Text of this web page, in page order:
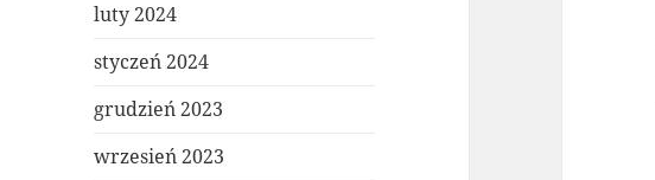
luty 2024
styczeń 2024
grudzień 2023
wrzesień 2023